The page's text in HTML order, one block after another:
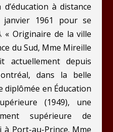
à distance
1961 pour se
« Originaire de la ville
du Sud, Mme Mireille
actuellement depuis
dans la belle
diplômée en Éducation
(1949), une
supérieure de
à Port-au-Prince. Mme